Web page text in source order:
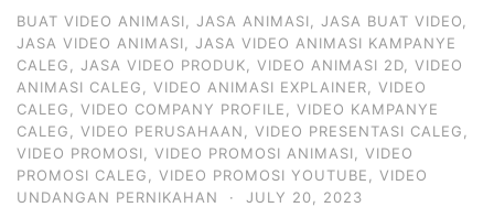
BUAT VIDEO ANIMASI JASA ANIMASI JASA BUAT VIDEO
JASA VIDEO ANIMASI
JASA VIDEO ANIMASI KAMPANYE
CALEG
JASA VIDEO PRODUK VIDEO ANIMASI 2D
VIDEO
ANIMASI CALEG
VIDEO ANIMASI EXPLAINER
VIDEO
CALEG
VIDEO COMPANY PROFILE
VIDEO KAMPANYE
CALEG
VIDEO PERUSAHAAN VIDEO PRESENTASI CALEG
VIDEO PROMOSI
VIDEO PROMOSI ANIMASI
VIDEO
PROMOSI CALEG
VIDEO PROMOSI YOUTUBE
VIDEO
UNDANGAN PERNIKAHAN
· JULY 20, 2023